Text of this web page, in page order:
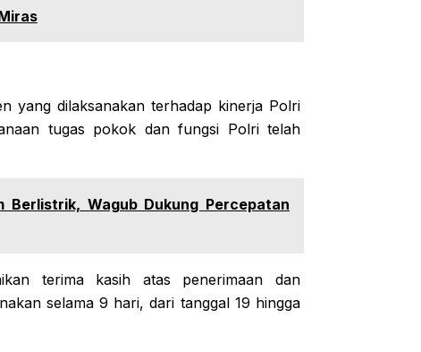
yang dilaksanakan terhadap kinerja Polri
tugas pokok dan fungsi Polri telah
Berlistrik, Wagub Dukung Percepatan
terima kasih atas penerimaan dan
selama 9 hari, dari tanggal 19 hingga